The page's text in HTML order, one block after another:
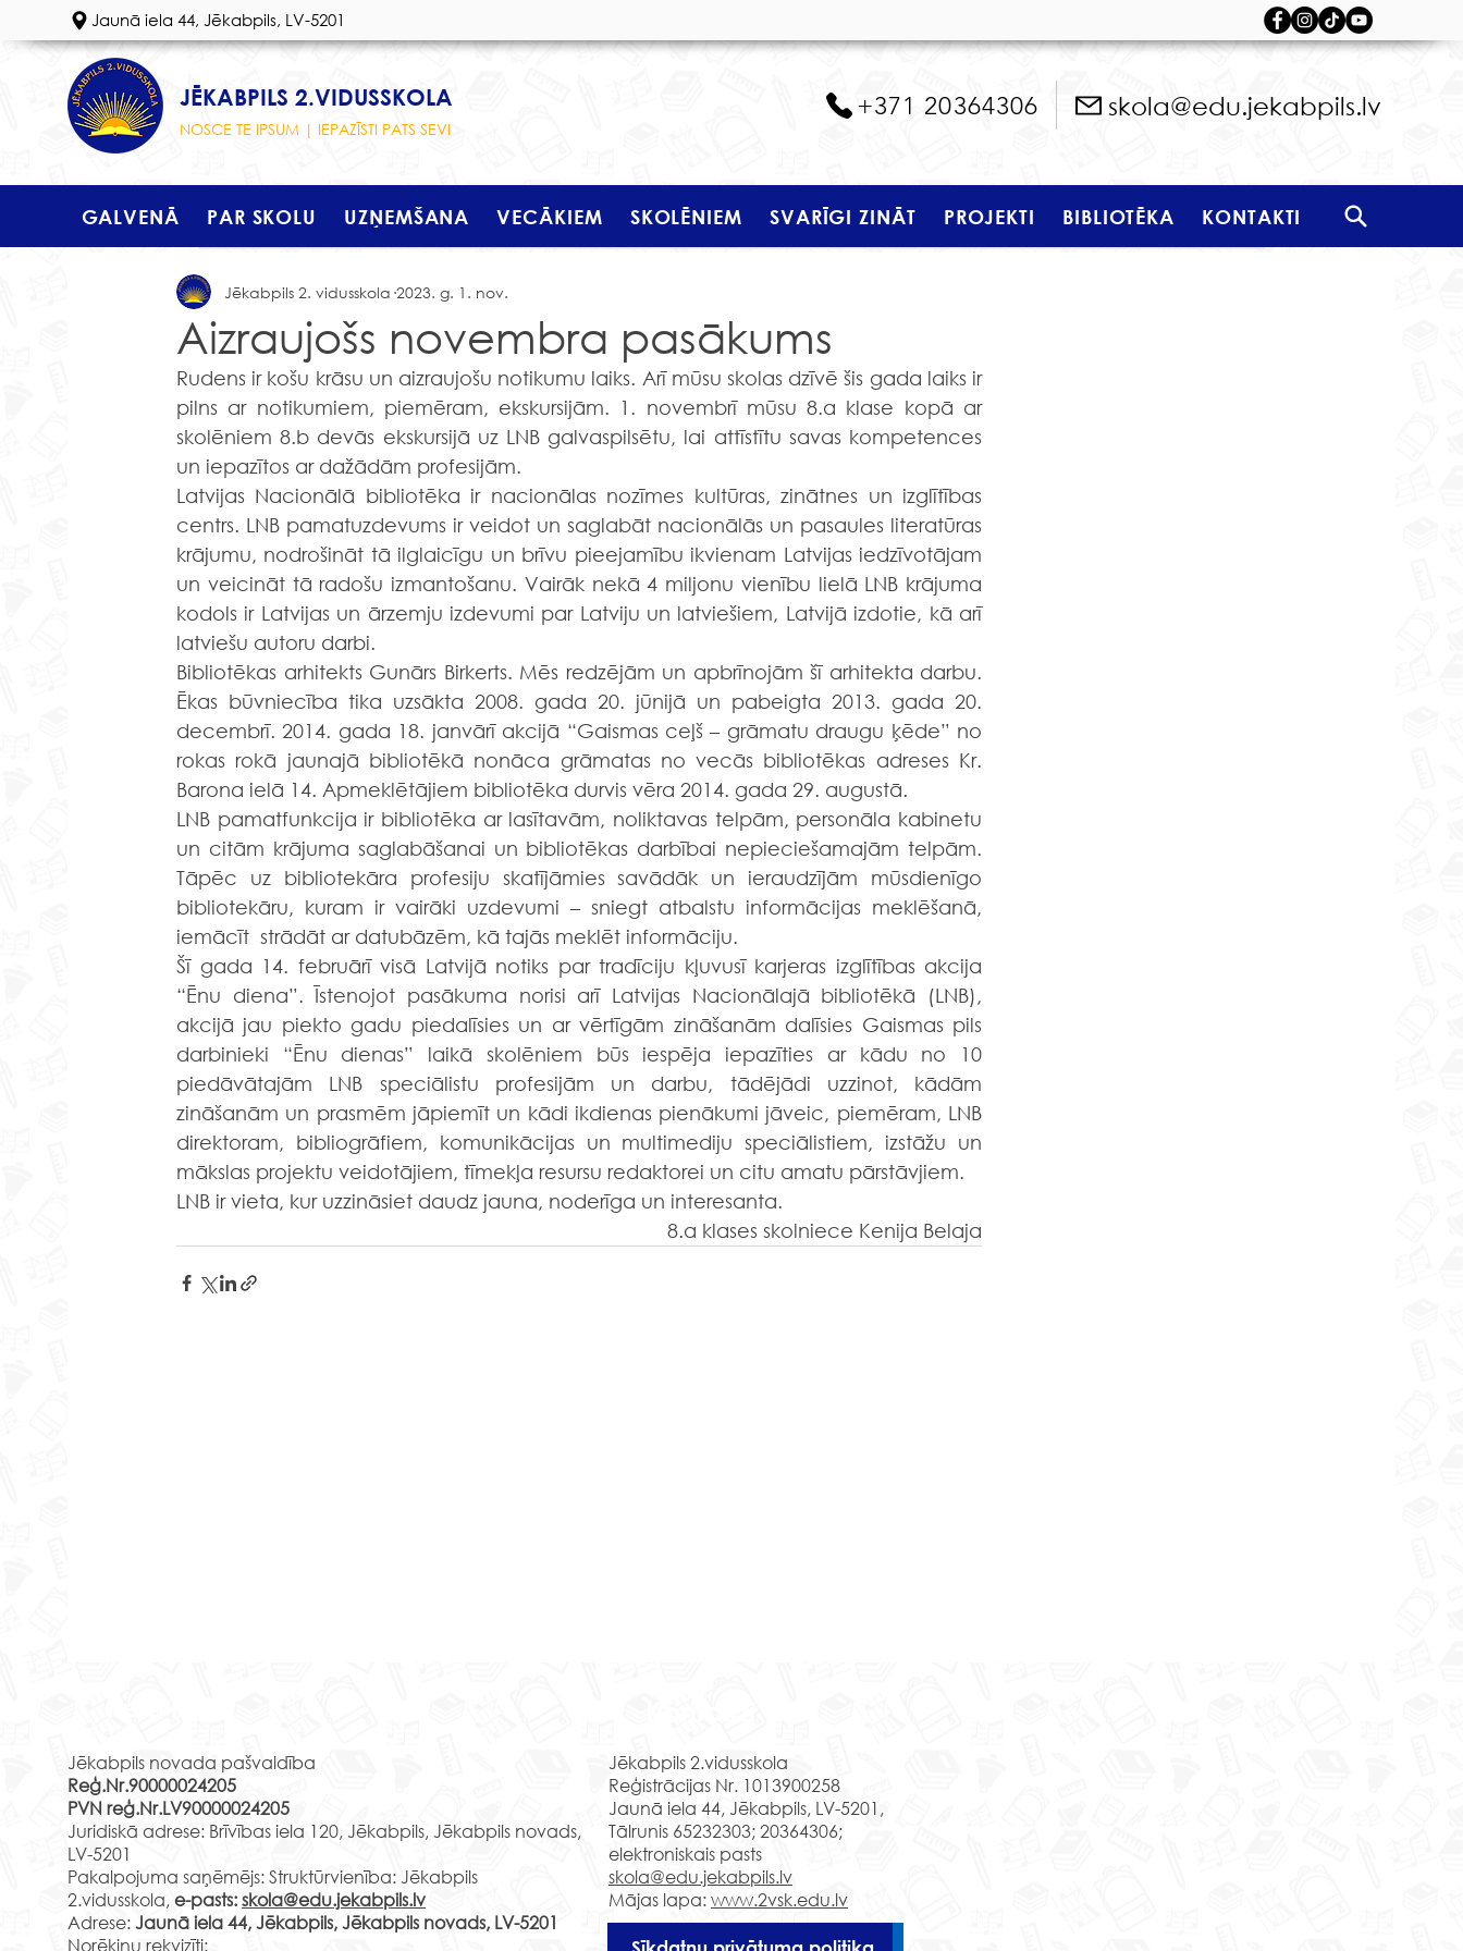
Jaunā iela 44, Jēkabpils, LV-5201
JĒKABPILS 2.VIDUSSKOLA
NOSCE TE IPSUM | IEPAZĪSTI PATS SEVI
+371 20364306 skola@edu.jekabpils.lv
GALVENĀ PAR SKOLU UZŅEMŠANA VECĀKIEM SKOLĒNIEM SVARĪGI ZINĀT PROJEKTI BIBLIOTĒKA KONTAKTI
Aizraujošs novembra pasākums
Jēkabpils 2. vidusskola 2023. g. 1. nov.
Rudens ir košu krāsu un aizraujošu notikumu laiks. Arī mūsu skolas dzīvē šis gada laiks ir
pilns ar notikumiem, piemēram, ekskursijām. 1. novembrī mūsu 8.a klase kopā ar
skolēniem 8.b devās ekskursijā uz LNB galvaspilsētu, lai attīstītu savas kompetences
un iepazītos ar dažādām profesijām.
Latvijas Nacionālā bibliotēka ir nacionālas nozīmes kultūras, zinātnes un izglītības
centrs. LNB pamatuzdevums ir veidot un saglabāt nacionālās un pasaules literatūras
krājumu, nodrošināt tā ilglaicīgu un brīvu pieejamību ikvienam Latvijas iedzīvotājam
un veicināt tā radošu izmantošanu. Vairāk nekā 4 miljonu vienību lielā LNB krājuma
kodols ir Latvijas un ārzemju izdevumi par Latviju un latviešiem, Latvijā izdotie, kā arī
latviešu autoru darbi.
Bibliotēkas arhitekts Gunārs Birkerts. Mēs redzējām un apbrīnojām šī arhitekta darbu.
Ēkas būvniecība tika uzsākta 2008. gada 20. jūnijā un pabeigta 2013. gada 20.
decembrī. 2014. gada 18. janvārī akcijā “Gaismas ceļš – grāmatu draugu ķēde” no
rokas rokā jaunajā bibliotēkā nonāca grāmatas no vecās bibliotēkas adreses Kr.
Barona ielā 14. Apmeklētājiem bibliotēka durvis vēra 2014. gada 29. augustā.
LNB pamatfunkcija ir bibliotēka ar lasītavām, noliktavas telpām, personāla kabinetu
un citām krājuma saglabāšanai un bibliotēkas darbībai nepieciešamajām telpām.
Tāpēc uz bibliotekāra profesiju skatījāmies savādāk un ieraudzījām mūsdienīgo
bibliotekāru, kuram ir vairāki uzdevumi – sniegt atbalstu informācijas meklēšanā,
iemācīt  strādāt ar datubāzēm, kā tajās meklēt informāciju.
Šī gada 14. februārī visā Latvijā notiks par tradīciju kļuvusī karjeras izglītības akcija
“Ēnu diena”. Īstenojot pasākuma norisi arī Latvijas Nacionālajā bibliotēkā (LNB),
akcijā jau piekto gadu piedalīsies un ar vērtīgām zināšanām dalīsies Gaismas pils
darbinieki “Ēnu dienas” laikā skolēniem būs iespēja iepazīties ar kādu no 10
piedāvātajām LNB speciālistu profesijām un darbu, tādējādi uzzinot, kādām
zināšanām un prasmēm jāpiemīt un kādi ikdienas pienākumi jāveic, piemēram, LNB
direktoram, bibliogrāfiem, komunikācijas un multimediju speciālistiem, izstāžu un
mākslas projektu veidotājiem, tīmekļa resursu redaktorei un citu amatu pārstāvjiem.
LNB ir vieta, kur uzzināsiet daudz jauna, noderīga un interesanta.
8.a klases skolniece Kenija Belaja
lai dotos nelielā mācību
ekskursijā. 1.m un 2.u klašu
skolēni devās uz...
2.c klases skolēni apmeklēja
Līvānu stikla un amatniecības
centra izzinošo nodarbību"
Jēkabpils novada pašvaldība
Reģ.Nr.90000024205
PVN reģ.Nr.LV90000024205
Juridiskā adrese: Brīvības iela 120, Jēkabpils, Jēkabpils novads,
LV-5201
Pakalpojuma saņēmējs: Struktūrvienība: Jēkabpils
2.vidusskola,e-pasts:skola@edu.jekabpils.lv
Adrese:Jaunā iela 44, Jēkabpils, Jēkabpils novads, LV-5201
Norēķinu rekvizīti:
Jēkabpils 2.vidusskola
Reģistrācijas Nr. 1013900258
Jaunā iela 44, Jēkabpils, LV-5201,
Tālrunis 65232303; 20364306;
elektroniskais pasts
skola@edu.jekabpils.lv
Mājas lapa:www.2vsk.edu.lv